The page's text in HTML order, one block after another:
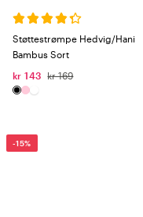
Støttestrømpe Hedvig/Hani
Bambus Sort
kr 143
kr 169
-15%